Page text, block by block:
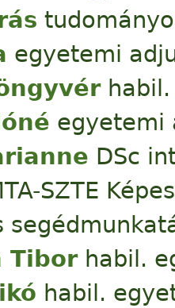
egyetemi
habil.
egyetemi
DSc
SZTE
Tiborhabil.
habil.